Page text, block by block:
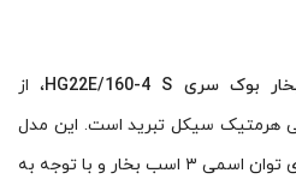
، از
هرمتیک سیکل تبرید است. این مدل
کمپرسورهای پیستونی بوک دارای توان اسمی ۳ اسب بخار و با توجه به